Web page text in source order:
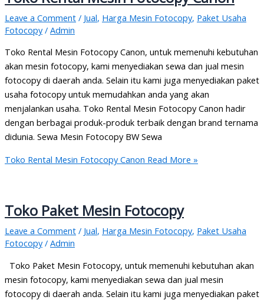
Leave a Comment / Jual, Harga Mesin Fotocopy, Paket Usaha
Fotocopy/ Admin
Toko Rental Mesin Fotocopy Canon, untuk memenuhi kebutuhan
akan mesin fotocopy, kami menyediakan sewa dan jual mesin
fotocopy di daerah anda. Selain itu kami juga menyediakan paket
usaha fotocopy untuk memudahkan anda yang akan
menjalankan usaha. Toko Rental Mesin Fotocopy Canon hadir
dengan berbagai produk-produk terbaik dengan brand ternama
didunia. Sewa Mesin Fotocopy BW Sewa
Toko Rental Mesin Fotocopy Canon Read More »
Toko Paket Mesin Fotocopy
Leave a Comment / Jual, Harga Mesin Fotocopy, Paket Usaha
Fotocopy/ Admin
Toko Paket Mesin Fotocopy, untuk memenuhi kebutuhan akan
mesin fotocopy, kami menyediakan sewa dan jual mesin
fotocopy di daerah anda. Selain itu kami juga menyediakan paket